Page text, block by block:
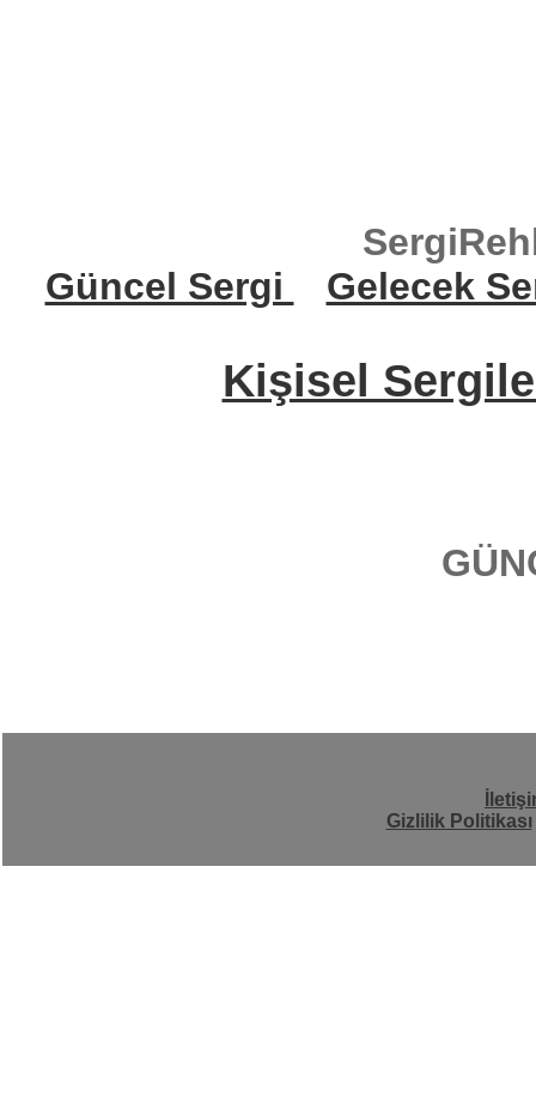
Güncel Sergi
Gelecek
Kişisel
Gizlilik Politikası